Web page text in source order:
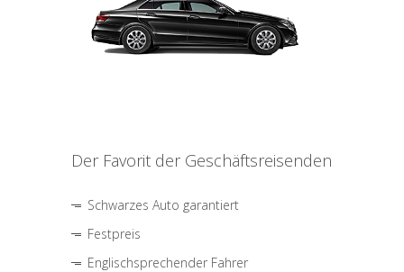
Der Favorit der Geschäftsreisenden
Schwarzes Auto garantiert
Festpreis
Englischsprechender Fahrer